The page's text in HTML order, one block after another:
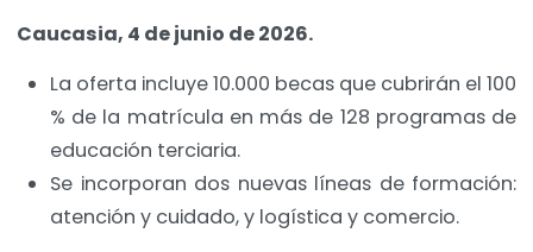
Caucasia, 4 de junio de 2026.
La oferta incluye 10.000 becas que cubrirán el 100
% de la matrícula en más de 128 programas de
educación terciaria.
Se incorporan dos nuevas líneas de formación:
atención y cuidado, y logística y comercio.